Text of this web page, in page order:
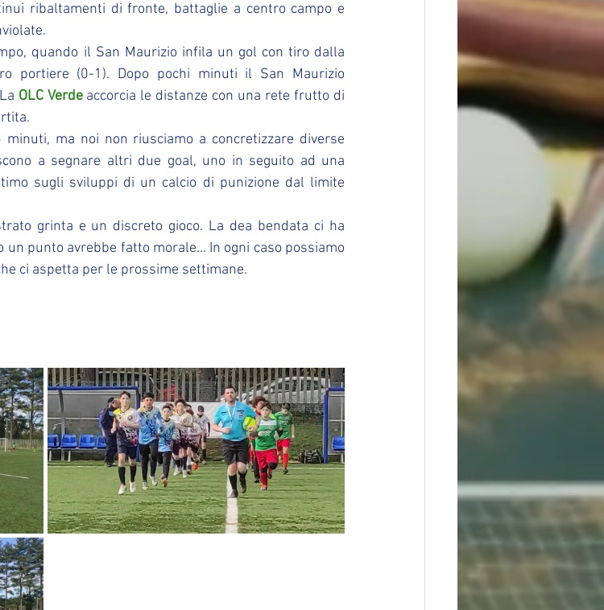
ribaltamenti di fronte, battaglie a centro campo e
quando il San Maurizio infila un gol con tiro dalla
portiere (0-1). Dopo pochi minuti il San Maurizio
OLC Verde accorcia le distanze con una rete frutto di
ma noi non riusciamo a concretizzare diverse
a segnare altri due goal, uno in seguito ad una
sugli sviluppi di un calcio di punizione dal limite
grinta e un discreto gioco. La dea bendata ci ha
punto avrebbe fatto morale... In ogni caso possiamo
ci aspetta per le prossime settimane.